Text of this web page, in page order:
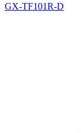
GX-TF101R-D